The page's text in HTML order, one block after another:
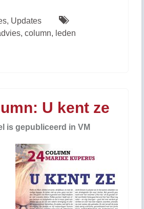
, Updates
, column, leden
U kent ze
is gepubliceerd in VM